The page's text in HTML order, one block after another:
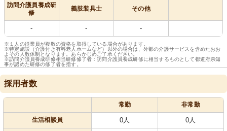
訪問介護員養成研
修
義肢装具士 その他
- - -
※１人の従業員が複数の資格を取得している場合があります。
※特定施設（介護付き有料老人ホームなど）以外の場合は、外部の介護サービスを含めたおお
よその人数体制となります。あらかじめご了承ください。
※訪問介護員養成研修相当研修修了者：訪問介護員養成研修に相当するものとして都道府県知
事が認めた研修の修了者を指す。
採用者数
常勤 非常勤
生活相談員 0人 0人